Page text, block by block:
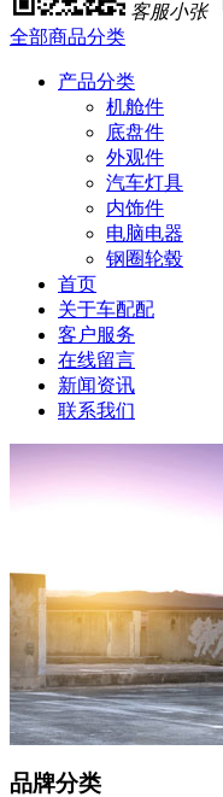
客服小张
全部商品分类
产品分类
机舱件
底盘件
外观件
汽车灯具
内饰件
电脑电器
钢圈轮毂
首页
关于车配配
客户服务
在线留言
新闻资讯
联系我们
品牌分类